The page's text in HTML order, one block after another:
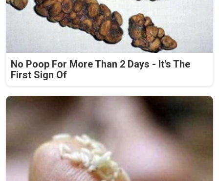
No Poop For More Than 2 Days - It's The
First Sign Of